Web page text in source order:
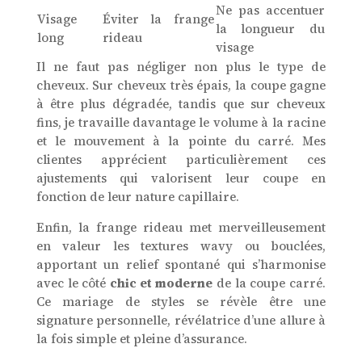
Visage
long
Éviter la frange
rideau
Ne pas accentuer
la longueur du
visage
Il ne faut pas négliger non plus le type de
cheveux. Sur cheveux très épais, la coupe gagne
à être plus dégradée, tandis que sur cheveux
fins, je travaille davantage le volume à la racine
et le mouvement à la pointe du carré. Mes
clientes apprécient particulièrement ces
ajustements qui valorisent leur coupe en
fonction de leur nature capillaire.
Enfin, la frange rideau met merveilleusement
en valeur les textures wavy ou bouclées,
apportant un relief spontané qui s’harmonise
avec le côté chic et modernede la coupe carré.
Ce mariage de styles se révèle être une
signature personnelle, révélatrice d’une allure à
la fois simple et pleine d’assurance.